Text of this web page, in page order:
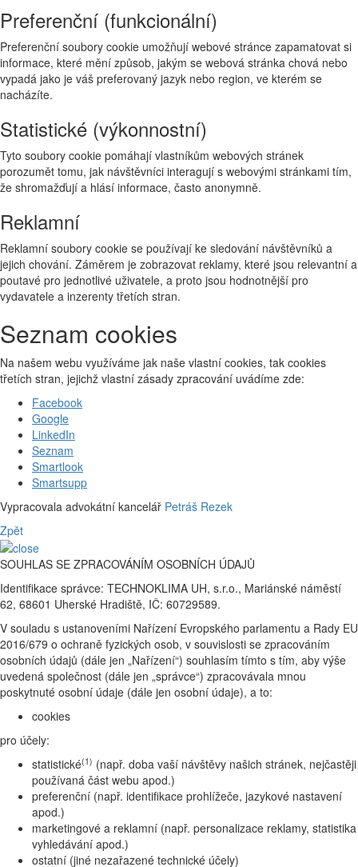
Preferenční (funkcionální)
Preferenční soubory cookie umožňují webové stránce zapamatovat si
informace, které mění způsob, jakým se webová stránka chová nebo
vypadá jako je váš preferovaný jazyk nebo region, ve kterém se
nacházíte.
Statistické (výkonnostní)
Tyto soubory cookie pomáhají vlastníkům webových stránek
porozumět tomu, jak návštěvníci interagují s webovými stránkami tím,
že shromažďují a hlásí informace, často anonymně.
Reklamní
Reklamní soubory cookie se používají ke sledování návštěvníků a
jejich chování. Záměrem je zobrazovat reklamy, které jsou relevantní a
poutavé pro jednotlivé uživatele, a proto jsou hodnotnější pro
vydavatele a inzerenty třetích stran.
Seznam cookies
Na našem webu využíváme jak naše vlastní cookies, tak cookies
třetích stran, jejichž vlastní zásady zpracování uvádíme zde:
Facebook
Google
LinkedIn
Seznam
Smartlook
Smartsupp
Vypracovala advokátní kancelář Petráš Rezek
Zpět
SOUHLAS SE ZPRACOVÁNÍM OSOBNÍCH ÚDAJŮ
Identifikace správce: TECHNOKLIMA UH, s.r.o., Mariánské náměstí
62, 68601 Uherské Hradiště, IČ: 60729589.
V souladu s ustanoveními Nařízení Evropského parlamentu a Rady EU
2016/679 o ochraně fyzických osob, v souvislosti se zpracováním
osobních údajů (dále jen „Nařízení“) souhlasím tímto s tím, aby výše
uvedená společnost (dále jen „správce“) zpracovávala mnou
poskytnuté osobní údaje (dále jen osobní údaje), a to:
cookies
pro účely:
statistické(1) (např. doba vaší návštěvy našich stránek, nejčastěji
používaná část webu apod.)
preferenční (např. identifikace prohlížeče, jazykové nastavení
apod.)
marketingové a reklamní (např. personalizace reklamy, statistika
vyhledávání apod.)
ostatní (jiné nezařazené technické účely)